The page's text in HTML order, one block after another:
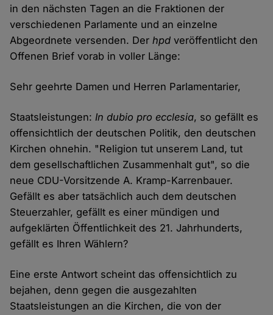
in den nächsten Tagen an die Fraktionen der
verschiedenen Parlamente und an einzelne
Abgeordnete versenden. Derhpd veröffentlicht den
Offenen Brief vorab in voller Länge:
Sehr geehrte Damen und Herren Parlamentarier,
Staatsleistungen:In dubio pro ecclesia, so gefällt es
offensichtlich der deutschen Politik, den deutschen
Kirchen ohnehin. "Religion tut unserem Land, tut
dem gesellschaftlichen Zusammenhalt gut", so die
neue CDU-Vorsitzende A. Kramp-Karrenbauer.
Gefällt es aber tatsächlich auch dem deutschen
Steuerzahler, gefällt es einer mündigen und
aufgeklärten Öffentlichkeit des 21. Jahrhunderts,
gefällt es Ihren Wählern?
Eine erste Antwort scheint das offensichtlich zu
bejahen, denn gegen die ausgezahlten
Staatsleistungen an die Kirchen, die von der